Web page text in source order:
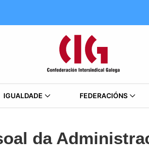
IGUALDADE FEDERACIÓNS
da